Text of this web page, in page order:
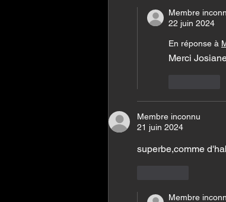
Membre
22 juin 2024
En réponse à
Merci
Membre inconnu
21 juin 2024
superbe,comme
Membre